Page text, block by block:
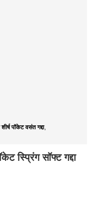
पॉकेट वसंत गद्दा,
स्प्रिंग सॉफ्ट गद्दा